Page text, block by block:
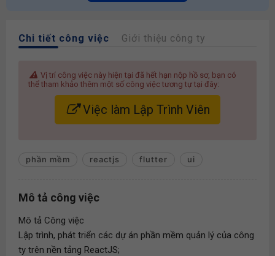
Chi tiết công việc Giới thiệu công ty
Vị trí công việc này hiện tại đã hết hạn nộp hồ sơ, bạn có
thể tham khảo thêm một số công việc tương tự tại đây:
Việc làm Lập Trình Viên
phần mềm reactjs flutter ui
Mô tả công việc
Mô tả Công việc
Lập trình, phát triển các dự án phần mềm quản lý của công
ty trên nền tảng ReactJS;